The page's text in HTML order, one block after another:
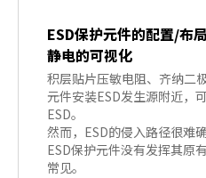
ESD保护元件的配置/布
静电的可视化
积层贴片压敏电阻、齐纳二
元件安装ESD发生源附近，
ESD。
然而，ESD的侵入路径很难
ESD保护元件没有发挥其原
常见。